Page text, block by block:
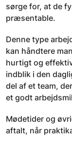
sørge for, at de
præsentable.
Denne type
kan håndtere
hurtigt og
indblik i den
del af et team,
et godt
Mødetider og
aftalt, når